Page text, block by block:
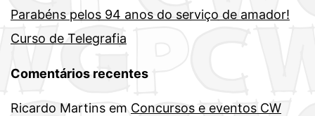
Parabéns pelos 94 anos do serviço de amador!
Curso de Telegrafia
Comentários recentes
Ricardo Martins em Concursos e eventos CW